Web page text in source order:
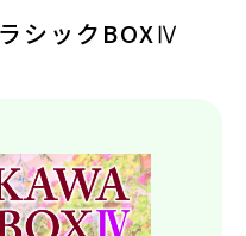
シックBOXⅣ